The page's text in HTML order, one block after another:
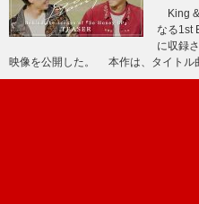
King &
なる1st
に収録
映像を公開した。 本作は、タイトル